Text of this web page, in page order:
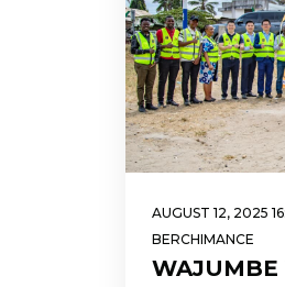
AUGUST 12, 2025
BERCHIMANCE
WAJUMBE